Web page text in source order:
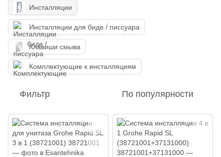
Инсталляции
Инсталляции для биде / писсуара
Клавиши смыва
Комплектующие к инсталляциям
Фильтр По популярности